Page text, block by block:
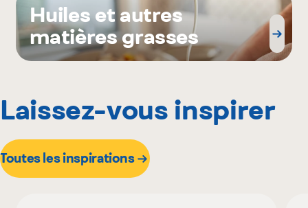
Huiles et autres
matières grasses
Laissez-vous inspirer
Toutes les inspirations